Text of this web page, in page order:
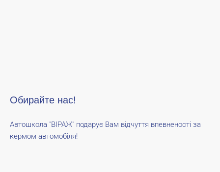
Обирайте нас!
Автошкола "ВІРАЖ" подарує Вам відчуття впевненості за
кермом автомобіля!